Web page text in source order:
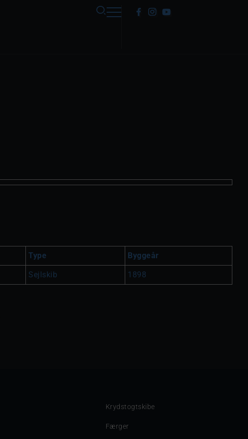
Type Byggeår
Sejlskib 1898
Krydstogtskibe
Færger